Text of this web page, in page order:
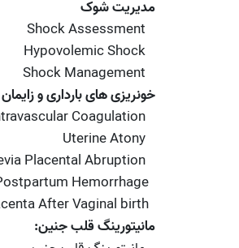
مدیریت شوک
Shock Assessment
Hypovolemic Shock
Shock Management
خونریزی های بارداری و
Coagulation
Hemorrhage
After Vaginal birth
مانیتورینگ قلب جنین: